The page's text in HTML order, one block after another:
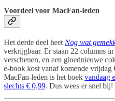
Voordeel voor MacFan-leden
Het derde deel heet Nog wat
verkrijgbaar. Er staan 22 columns
verschenen, en een gloednieuwe
e-book kost vanaf komende vrijdag
MacFan-leden is het boek vandaag
slechts € 0,99. Dus wees er snel bij!